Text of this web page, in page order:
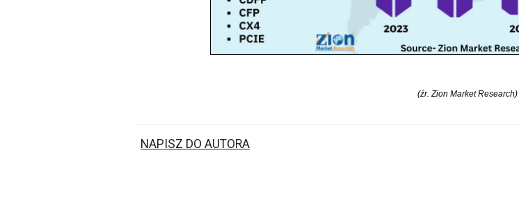
(źr. Zion Market Research)
NAPISZ DO AUTORA